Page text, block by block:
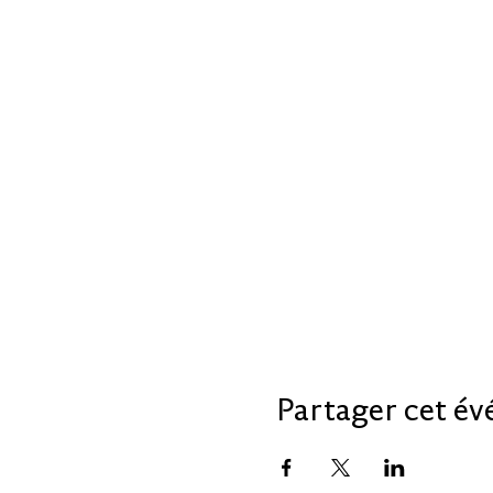
Partager cet